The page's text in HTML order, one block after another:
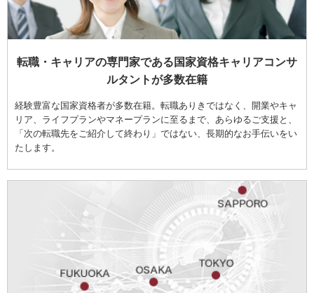
転職・キャリアの専門家である国家資格キャリアコンサ
ルタントが多数在籍
経験豊富な国家資格者が多数在籍。転職ありきではなく、開業やキャ
リア、ライフプランやマネープランに至るまで、あらゆるご支援と、
「次の転職先をご紹介して終わり」ではない、長期的なお手伝いをい
たします。